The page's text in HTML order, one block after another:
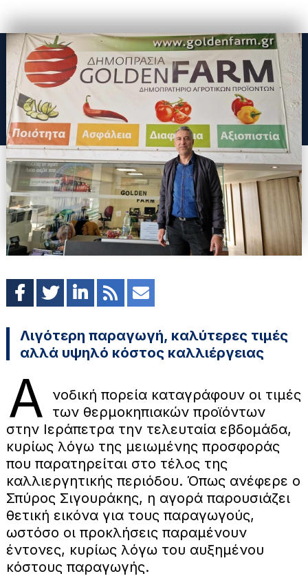
Λιγότερη παραγωγή, καλύτερες τιμές
αλλά υψηλό κόστος καλλιέργειας
Α
νοδική πορεία καταγράφουν οι τιμές
των θερμοκηπιακών προϊόντων
στην Ιεράπετρα την τελευταία εβδομάδα,
κυρίως λόγω της μειωμένης προσφοράς
που παρατηρείται στο τέλος της
καλλιεργητικής περιόδου. Όπως ανέφερε ο
Σπύρος Σιγουράκης, η αγορά παρουσιάζει
θετική εικόνα για τους παραγωγούς,
ωστόσο οι προκλήσεις παραμένουν
έντονες, κυρίως λόγω του αυξημένου
κόστους παραγωγής.